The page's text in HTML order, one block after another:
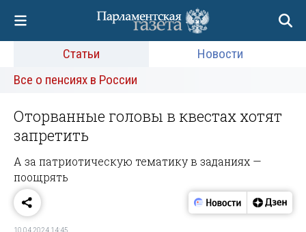
Статьи
Новости
Все о пенсиях в России
Оторванные головы в квестах хотят
запретить
А за патриотическую тематику в заданиях —
поощрять
10.04.2024 14:45